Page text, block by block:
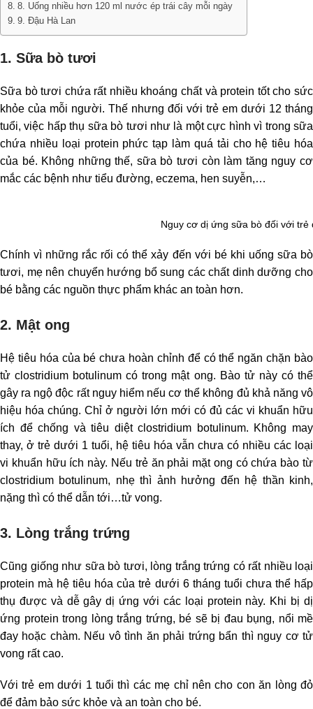
8. Uống nhiều hơn 120 ml nước ép trái cây mỗi ngày
9. Đậu Hà Lan
1. Sữa bò tươi
Sữa bò tươi chứa rất nhiều khoáng chất và protein tốt cho sức
khỏe của mỗi người. Thế nhưng đối với trẻ em dưới 12 tháng
tuổi, việc hấp thụ sữa bò tươi như là một cực hình vì trong sữa
chứa nhiều loại protein phức tạp làm quá tải cho hệ tiêu hóa
của bé. Không những thế, sữa bò tươi còn làm tăng nguy cơ
mắc các bệnh như tiểu đường, eczema, hen suyễn,…
Nguy cơ dị ứng sữa bò đối với trẻ
Chính vì những rắc rối có thể xảy đến với bé khi uống sữa bò
tươi, mẹ nên chuyển hướng bổ sung các chất dinh dưỡng cho
bé bằng các nguồn thực phẩm khác an toàn hơn.
2. Mật ong
Hệ tiêu hóa của bé chưa hoàn chỉnh để có thể ngăn chặn bào
tử clostridium botulinum có trong mật ong. Bào tử này có thể
gây ra ngộ độc rất nguy hiểm nếu cơ thể không đủ khả năng vô
hiệu hóa chúng. Chỉ ở người lớn mới có đủ các vi khuẩn hữu
ích để chống và tiêu diệt clostridium botulinum. Không may
thay, ở trẻ dưới 1 tuổi, hệ tiêu hóa vẫn chưa có nhiều các loại
vi khuẩn hữu ích này. Nếu trẻ ăn phải mặt ong có chứa bào từ
clostridium botulinum, nhẹ thì ảnh hưởng đến hệ thần kinh,
nặng thì có thể dẫn tới…tử vong.
3. Lòng trắng trứng
Cũng giống như sữa bò tươi, lòng trắng trứng có rất nhiều loại
protein mà hệ tiêu hóa của trẻ dưới 6 tháng tuổi chưa thể hấp
thụ được và dễ gây dị ứng với các loại protein này. Khi bị dị
ứng protein trong lòng trắng trứng, bé sẽ bị đau bụng, nổi mề
đay hoặc chàm. Nếu vô tình ăn phải trứng bẩn thì nguy cơ tử
vong rất cao.
Với trẻ em dưới 1 tuổi thì các mẹ chỉ nên cho con ăn lòng đỏ
để đảm bảo sức khỏe và an toàn cho bé.